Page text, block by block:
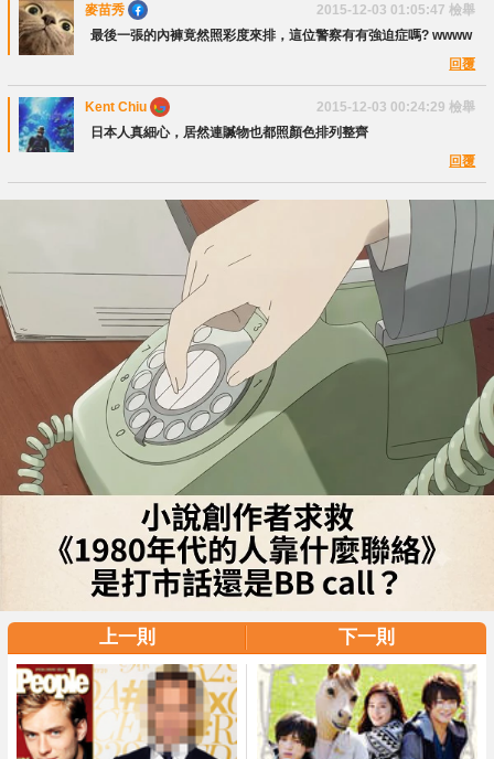
麥苗秀 2015-12-03 01:05:47 檢舉
最後一張的內褲竟然照彩度來排，這位警察有有強迫症嗎? wwww
回覆
Kent Chiu 2015-12-03 00:24:29 檢舉
日本人真細心，居然連贓物也都照顏色排列整齊
回覆
上一則 下一則